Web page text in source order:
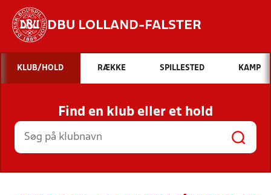
DBU LOLLAND-FALSTER
Hvad vil du søge efter?
INDHOLD OG NYHEDER
STILLINGER, RESULTATER, KLUBBER OG
HOLD
KLUB/HOLD RÆKKE SPILLESTED KAMP
Find en klub eller et hold